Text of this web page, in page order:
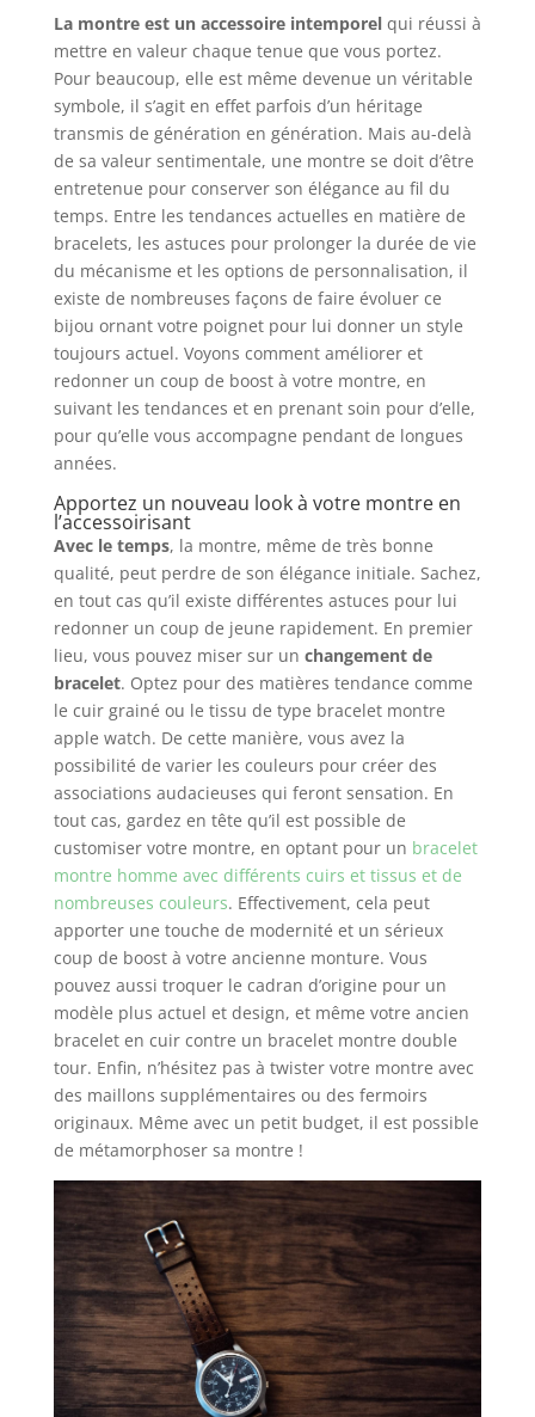
La montre est un accessoire intemporel qui réussi à
mettre en valeur chaque tenue que vous portez.
Pour beaucoup, elle est même devenue un véritable
symbole, il s’agit en effet parfois d’un héritage
transmis de génération en génération. Mais au-delà
de sa valeur sentimentale, une montre se doit d’être
entretenue pour conserver son élégance au fil du
temps. Entre les tendances actuelles en matière de
bracelets, les astuces pour prolonger la durée de vie
du mécanisme et les options de personnalisation, il
existe de nombreuses façons de faire évoluer ce
bijou ornant votre poignet pour lui donner un style
toujours actuel. Voyons comment améliorer et
redonner un coup de boost à votre montre, en
suivant les tendances et en prenant soin pour d’elle,
pour qu’elle vous accompagne pendant de longues
années.
Apportez un nouveau look à votre montre en
l’accessoirisant
Avec le temps, la montre, même de très bonne
qualité, peut perdre de son élégance initiale. Sachez,
en tout cas qu’il existe différentes astuces pour lui
redonner un coup de jeune rapidement. En premier
lieu, vous pouvez miser sur un changement de
bracelet. Optez pour des matières tendance comme
le cuir grainé ou le tissu de type bracelet montre
apple watch. De cette manière, vous avez la
possibilité de varier les couleurs pour créer des
associations audacieuses qui feront sensation. En
tout cas, gardez en tête qu’il est possible de
customiser votre montre, en optant pour un bracelet
montre homme avec différents cuirs et tissus et de
nombreuses couleurs. Effectivement, cela peut
apporter une touche de modernité et un sérieux
coup de boost à votre ancienne monture. Vous
pouvez aussi troquer le cadran d’origine pour un
modèle plus actuel et design, et même votre ancien
bracelet en cuir contre un bracelet montre double
tour. Enfin, n’hésitez pas à twister votre montre avec
des maillons supplémentaires ou des fermoirs
originaux. Même avec un petit budget, il est possible
de métamorphoser sa montre !